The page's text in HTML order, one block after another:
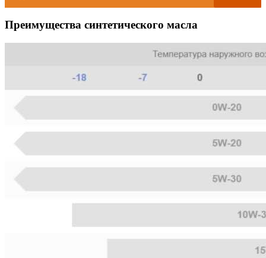
Преимущества синтетического масла